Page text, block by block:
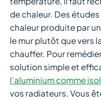
de chaleur. Des
chaleur produite par un
le mur plutôt que vers
chauffer. Pour
solution simple et
l’aluminium comme
vos radiateurs. Vous